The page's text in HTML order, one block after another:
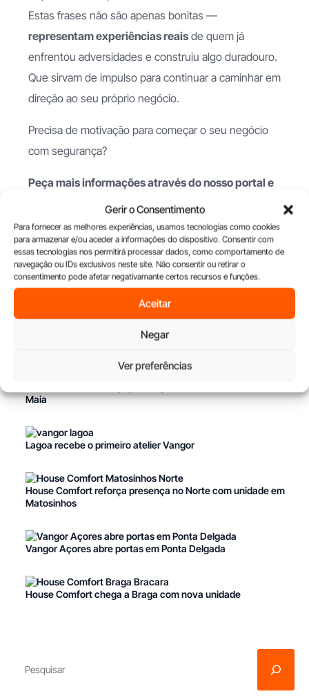
Gerir o Consentimento
Para fornecer as melhores experiências, usamos tecnologias como cookies
para armazenar e/ou aceder a informações do dispositivo. Consentir com
essas tecnologias nos permitirá processar dados, como comportamento de
navegação ou IDs exclusivos neste site. Não consentir ou retirar o
consentimento pode afetar negativamante certos recursos e funções.
Aceitar
Negar
Ver preferências
Estas frases não são apenas bonitas —
representam experiências reaisde quem já
enfrentou adversidades e construiu algo duradouro.
Que sirvam de impulso para continuar a caminhar em
direção ao seu próprio negócio.
Precisa de motivação para começar o seu negócio
com segurança?
Peça mais informações através do nosso portal e
descubra como dar o primeiro passo com apoio e
confiança.
Saber Mais Informações
Maia
Lagoa recebe o primeiro atelier Vangor
House Comfort reforça presença no Norte com unidade em
Matosinhos
Vangor Açores abre portas em Ponta Delgada
House Comfort chega a Braga com nova unidade